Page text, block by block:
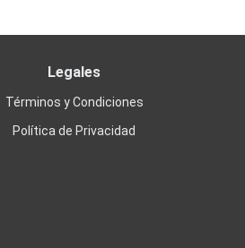
Legales
Términos y Condiciones
Política de Privacidad